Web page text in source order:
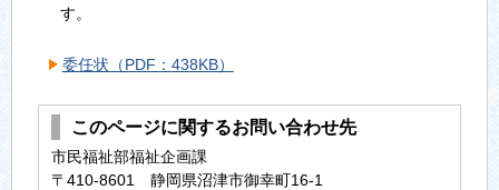
す。
委任状（PDF：438KB）
このページに関するお問い合わせ先
市民福祉部福祉企画課
〒410-8601 静岡県沼津市御幸町16-1